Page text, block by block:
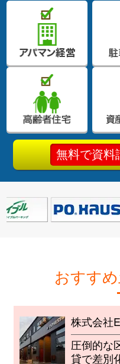
無料で資料
おすす
株式会社
圧倒的な
貸で差別